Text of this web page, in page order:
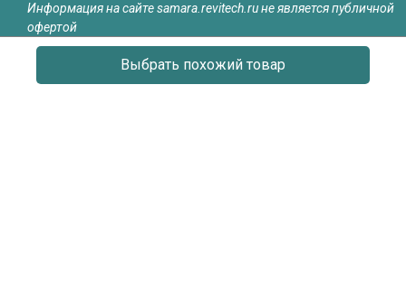
Выбрать похожий товар
Информация на сайте samara.revitech.ru не является публичной
офертой